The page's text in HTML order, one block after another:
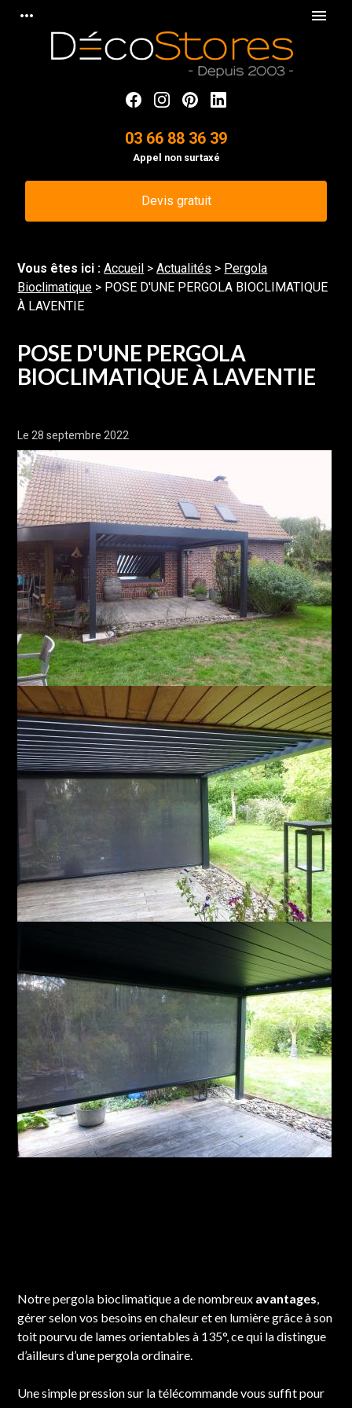
more_horiz menu
03 66 88 36 39
Appel non surtaxé
Devis gratuit
Vous êtes ici : Accueil >Actualités > Pergola
Bioclimatique > POSE D'UNE PERGOLA BIOCLIMATIQUE
À LAVENTIE
POSE D'UNE PERGOLA
BIOCLIMATIQUE À LAVENTIE
Le 28 septembre 2022
Notre pergola bioclimatique a de nombreux avantages,
gérer selon vos besoins en chaleur et en lumière grâce à son
toit pourvu de lames orientables à 135°, ce qui la distingue
d’ailleurs d’une pergola ordinaire.
Une simple pression sur la télécommande vous suffit pour